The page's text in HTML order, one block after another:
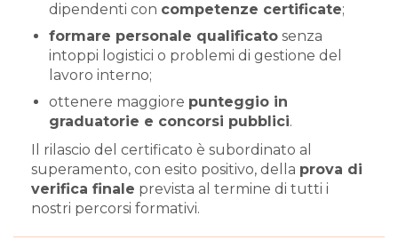
dipendenti con competenze certificate;
formare personale qualificato senza
intoppi logistici o problemi di gestione del
lavoro interno;
ottenere maggiore punteggio in
graduatorie e concorsi pubblici.
Il rilascio del certificato è subordinato al
superamento, con esito positivo, della prova di
verifica finale prevista al termine di tutti i
nostri percorsi formativi.